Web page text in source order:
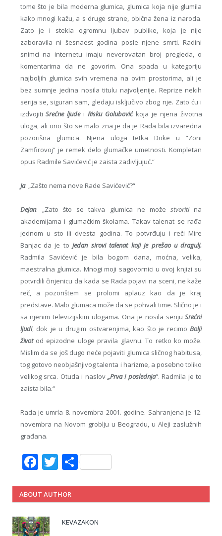
tome što je bila moderna glumica, glumica koja nije glumila
kako mnogi kažu, a s druge strane, obična žena iz naroda.
Zato je i stekla ogromnu ljubav publike, koja je nije
zaboravila ni šesnaest godina posle njene smrti. Radini
snimci na internetu imaju neverovatan broj pregleda, o
komentarima da ne govorim. Ona spada u kategoriju
najboljih glumica svih vremena na ovim prostorima, ali je
bez sumnje jedina nosila titulu najvoljenije. Reprize nekih
serija se, siguran sam, gledaju isključivo zbog nje. Zato ću i
izdvojitiSrećne ljudeiRisku Golubovićkoja je njena životna
uloga, ali ono što se malo zna je da je Rada bila izvaredna
pozorišna glumica. Njena uloga tetka Doke u “Zoni
Zamfirovoj” je remek delo glumačke umetnosti. Kompletan
opus Radmile Savićević je zaista zadivljujuć.“
Ja: „Zašto nema nove Rade Savićević?“
Dejan: „Zato što se takva glumica ne možestvoriti na
akademijama i glumačkim školama. Takav talenat se rađa
jednom u sto ili dvesta godina. To potvrđuju i reči Mire
Banjac da je tojedan sirovi talenat koji je prešao u dragulj.
Radmila Savićević je bila bogom dana, moćna, velika,
maestralna glumica. Mnogi moji sagovornici u ovoj knjizi su
potvrdili činjenicu da kada se Rada pojavi na sceni, ne kaže
reč, a pozorištem se prolomi aplauz kao da je kraj
predstave. Malo glumaca može da se pohvali time. Slično je i
sa njenim televizijskim ulogama. Ona je nosila serijuSrećni
ljudi, dok je u drugim ostvarenjima, kao što je recimoBolji
životod epizodne uloge pravila glavnu. To retko ko može.
Mislim da se još dugo neće pojaviti glumica sličnog habitusa,
tog gotovo neobjašnjivog talenta i harizme, a posebno toliko
velikog srca. Otuda i naslov „Prva i poslednja“. Radmila je to
zaista bila.“
Rada je umrla 8. novembra 2001. godine. Sahranjena je 12.
novembra na Novom groblju u Beogradu, u Aleji zaslužnih
građana.
Facebook
Twitter
Share
ABOUT AUTHOR
KEVAZAKON